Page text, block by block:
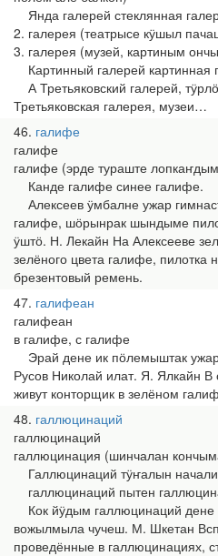
Янда галерей стеклянная
2. галерея (театрысе кӱшыл
3. галерея (музей, картиным
Картинный галерей картинная
А Третьяковский галерей,
Третьяковская галерея, музеи…
46 галифе
галифе
галифе (эрде тураште
Канде галифе синее галифе.
Алексеев ӱмбалне ужар
галифе, шӧрынрак шындыме
ӱштӧ. Н. Лекайн На Алексееве
зелёного цвета галифе, пилотка
брезентовый ремень.
47 галифеан
галифеан
в галифе, с галифе
Эрай дене ик пӧлемыштак
Русов Николай илат. Я. Ялкайн
живут конторщик в зелёном
48 галлюцинаций
галлюцинаций
галлюцинация (шинчалан
Галлюцинаций тӱҥалын
галлюцинаций пытен
Кок йӱдым галлюцинаций
вожылмыла чучеш. М. Шкетан
проведённые в галлюцинациях,